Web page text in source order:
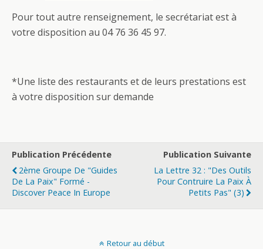
Pour tout autre renseignement, le secrétariat est à
votre disposition au 04 76 36 45 97.
*Une liste des restaurants et de leurs prestations est
à votre disposition sur demande
Publication Précédente
2ème Groupe De "Guides
De La Paix" Formé -
Discover Peace In Europe
Publication Suivante
La Lettre 32 : "des Outils
Pour Contruire La Paix À
Petits Pas" (3)
Retour au début